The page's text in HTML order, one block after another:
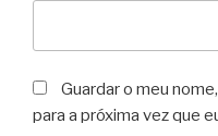
Guardar o meu
para a próxima vez que